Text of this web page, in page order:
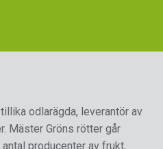
odlarägda, leverantör av
Mäster Gröns rötter går
producenter av frukt,